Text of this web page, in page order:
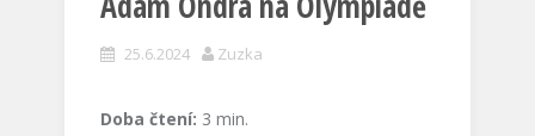
25.6.2024 Zuzka
Doba čtení: 3 min.